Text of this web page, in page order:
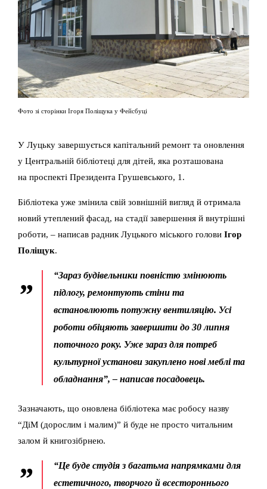
Фото зі сторінки Ігоря Поліщука у Фейсбуці
У Луцьку завершується капітальний ремонт та оновлення
у Центральній бібліотеці для дітей, яка розташована
на проспекті Президента Грушевського, 1 .
Бібліотека уже змінила свій зовнішній вигляд й отримала
новий утеплений фасад, на стадії завершення й внутрішні
роботи, – написав радник Луцького міського голови Ігор
Поліщук.
“Зараз будівельники повністю змінюють
підлогу, ремонтують стіни та
встановлюють потужну вентиляцію. Усі
роботи обіцяють завершити до 30 липня
поточного року. Уже зараз для потреб
культурної установи закуплено нові меблі та
обладнання”, – написав посадовець.
Зазначають, що оновлена бібліотека має робосу назву
“ДіМ (дорослим і малим)” й буде не просто читальним
залом й книгозібрнею.
“Це буде студія з багатьма напрямками для
естетичного, творчого й всестороннього